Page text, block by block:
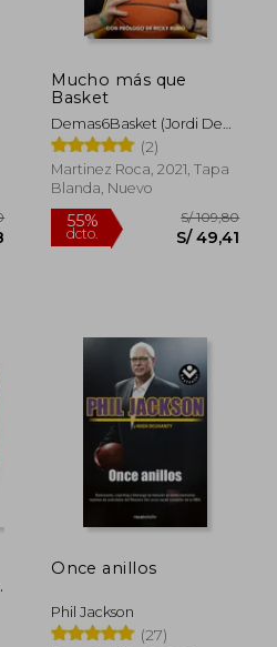
Mucho más que
Basket
Demas6Basket (Jordi De
Mas)
(2)
Martinez Roca, 2021, Tapa
Blanda, Nuevo
Once anillos
Phil Jackson
(27)